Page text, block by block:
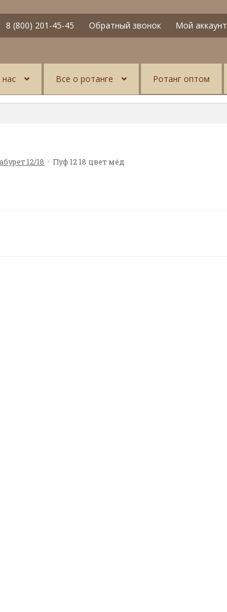
8 (800) 201-45-45 Обратный звонок Мой аккаунт
Все о ротанге Ротанг оптом
12/18 Пуф 12 18 цвет мёд